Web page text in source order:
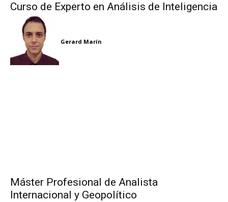
Curso de Experto en Análisis de Inteligencia
Gerard Marín
Máster Profesional de Analista
Internacional y Geopolítico